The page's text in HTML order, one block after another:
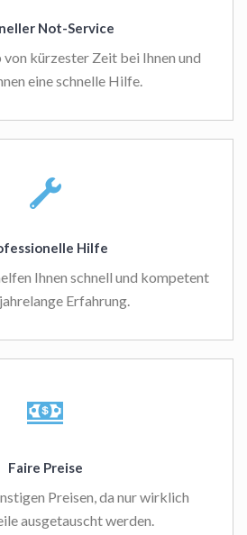
Not-Service
kürzester Zeit bei Ihnen und
eine schnelle Hilfe.
Hilfe
Ihnen schnell und kompetent
Erfahrung.
Faire Preise
Preisen, da nur wirklich
ausgetauscht werden.